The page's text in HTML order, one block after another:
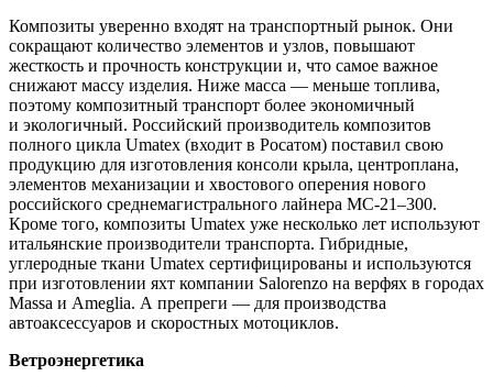
Композиты уверенно входят на транспортный рынок. Они
сокращают количество элементов и узлов, повышают
жесткость и прочность конструкции и, что самое важное
снижают массу изделия. Ниже масса — ​меньше топлива,
поэтому композитный транспорт более экономичный
и экологичный. Российский производитель композитов
полного цикла Umatex (входит в Росатом) поставил свою
продукцию для изготовления консоли крыла, центроплана,
элементов механизации и хвостового оперения нового
российского среднемагистрального лайнера МС‑21–300.
Кроме того, композиты Umatex уже несколько лет используют
итальянские производители транспорта. Гибридные,
углеродные ткани Umatex сертифицированы и используются
при изготовлении яхт компании Salorenzo на верфях в городах
Massa и Ameglia. А препреги — ​для производства
автоаксессуаров и скоростных мотоциклов.
Ветроэнергетика